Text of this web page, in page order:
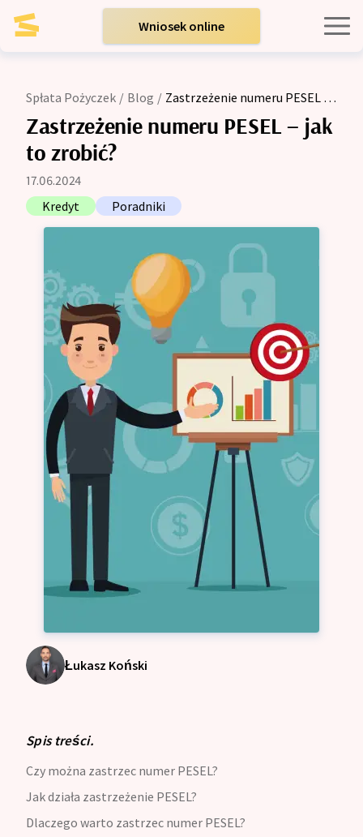
Wniosek online
Kredyty dla firm
Opinie
Blog
Zespół
Kontakt
Spłata Pożyczek / Blog / Zastrzeżenie numeru PESEL –
jak to zrobić?
Zastrzeżenie numeru PESEL – jak
to zrobić?
17.06.2024
Kredyt
Poradniki
Łukasz Koński
Spis treści.
Czy można zastrzec numer PESEL?
Jak działa zastrzeżenie PESEL?
Dlaczego warto zastrzec numer PESEL?